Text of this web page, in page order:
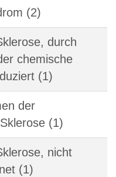
(2)
durch
chemische
(1)
der
(1)
nicht
(1)